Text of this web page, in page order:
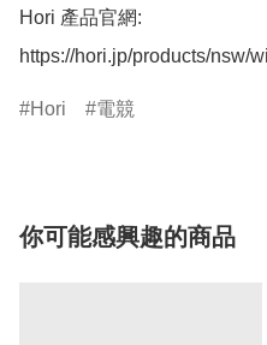
Hori 產品官網:
https://hori.jp/products/nsw/
Hori 電競
你可能感興趣的商品